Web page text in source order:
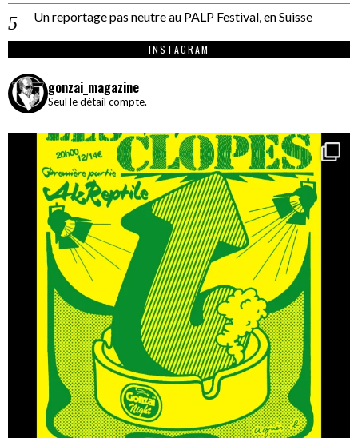
Un reportage pas neutre au PALP Festival, en Suisse
INSTAGRAM
gonzai_magazine
Seul le détail compte.